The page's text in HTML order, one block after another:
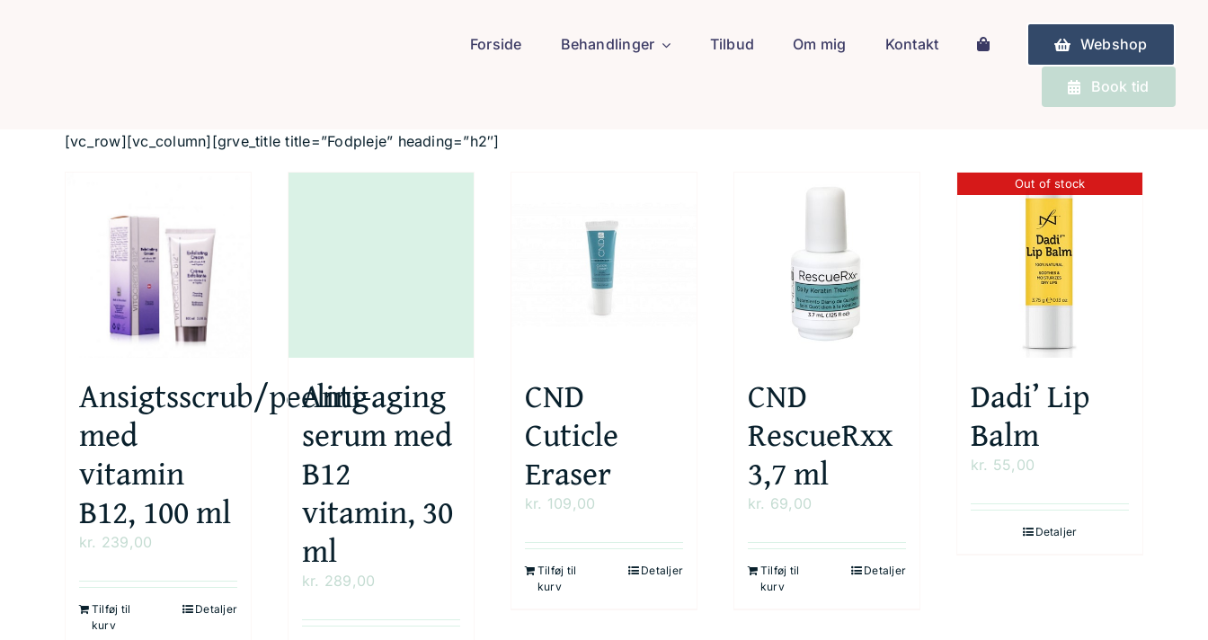
Forside Behandlinger Tilbud Om mig Kontakt Webshop
Book tid
[vc_row][vc_column][grve_title title=”Fodpleje” heading=”h2″]
Ansigtsscrub/peeling
med
vitamin
B12, 100 ml
kr. 239,00
Tilføj til
kurv
Detaljer
Anti-aging
serum med
B12
vitamin, 30
ml
kr. 289,00
CND
Cuticle
Eraser
kr. 109,00
Tilføj til
kurv
Detaljer
CND
RescueRxx
3,7 ml
kr. 69,00
Tilføj til
kurv
Detaljer
Out of stock
Dadi’ Lip
Balm
kr. 55,00
Detaljer